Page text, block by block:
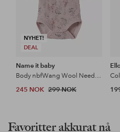
NYHET!
DEAL
Name it baby
Body nbfWang Wool Needle LS
245 NOK 299 NOK
Favoritter akkurat nå